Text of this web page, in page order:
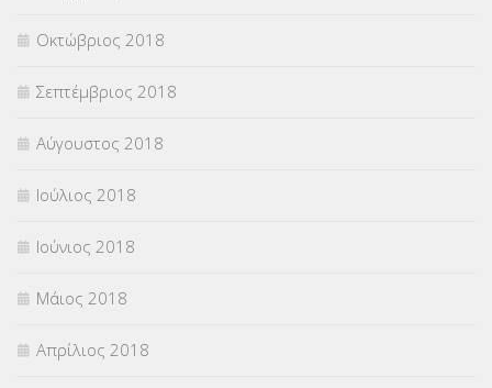
Οκτώβριος 2018
Σεπτέμβριος 2018
Αύγουστος 2018
Ιούλιος 2018
Ιούνιος 2018
Μάιος 2018
Απρίλιος 2018